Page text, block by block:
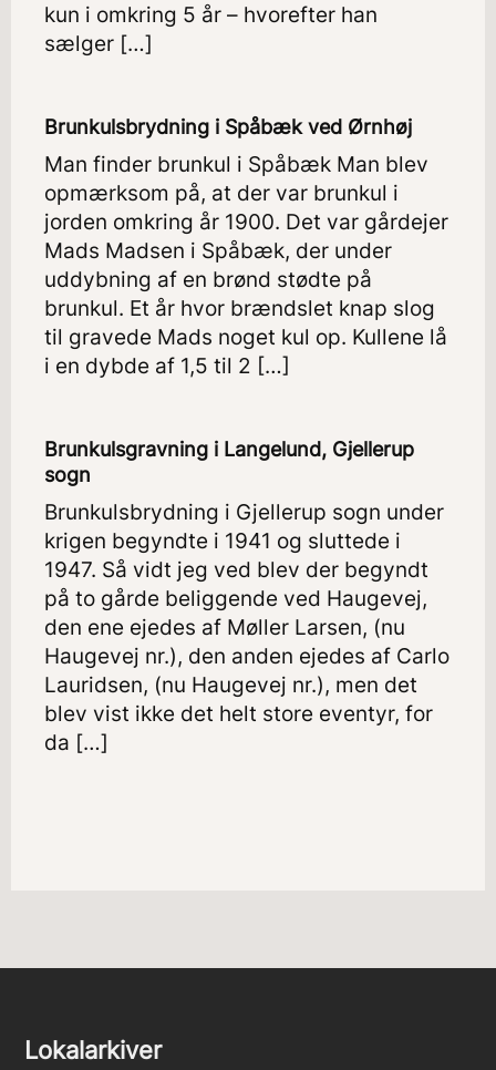
kun i omkring 5 år – hvorefter han
sælger […]
Brunkulsbrydning i Spåbæk ved Ørnhøj
Man finder brunkul i Spåbæk Man blev
opmærksom på, at der var brunkul i
jorden omkring år 1900. Det var gårdejer
Mads Madsen i Spåbæk, der under
uddybning af en brønd stødte på
brunkul. Et år hvor brændslet knap slog
til gravede Mads noget kul op. Kullene lå
i en dybde af 1,5 til 2 […]
Brunkulsgravning i Langelund, Gjellerup
sogn
Brunkulsbrydning i Gjellerup sogn under
krigen begyndte i 1941 og sluttede i
1947. Så vidt jeg ved blev der begyndt
på to gårde beliggende ved Haugevej,
den ene ejedes af Møller Larsen, (nu
Haugevej nr.), den anden ejedes af Carlo
Lauridsen, (nu Haugevej nr.), men det
blev vist ikke det helt store eventyr, for
da […]
Lokalarkiver